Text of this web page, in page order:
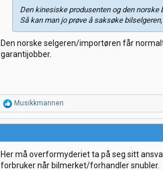
Den kinesiske produsenten og den norske
Så kan man jo prøve å saksøke
Den norske selgeren/importøren får
garantijobber.
R
e
a
s
o
n
Musikkmannen
Her må overformyderiet ta på seg sitt
forbruker når bilmerket/forhandler snubler.